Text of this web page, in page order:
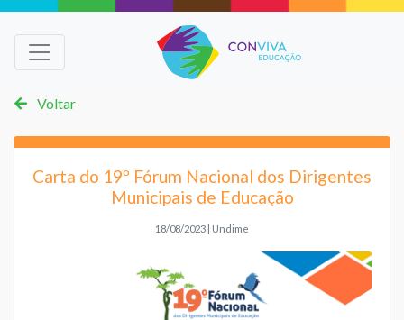
Voltar
Carta do 19º Fórum Nacional dos Dirigentes
Municipais de Educação
18/08/2023 | Undime